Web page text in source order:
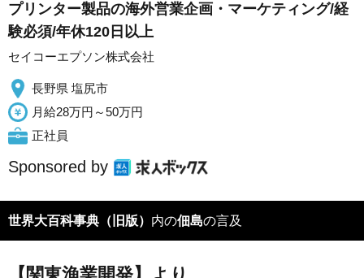
プリンター製品の海外営業企画・マーケティング/経
験必須/年休120日以上
セイコーエプソン株式会社
長野県 塩尻市
月給28万円～50万円
正社員
Sponsored by
世界大百科事典（旧版） 内の佃島の言及